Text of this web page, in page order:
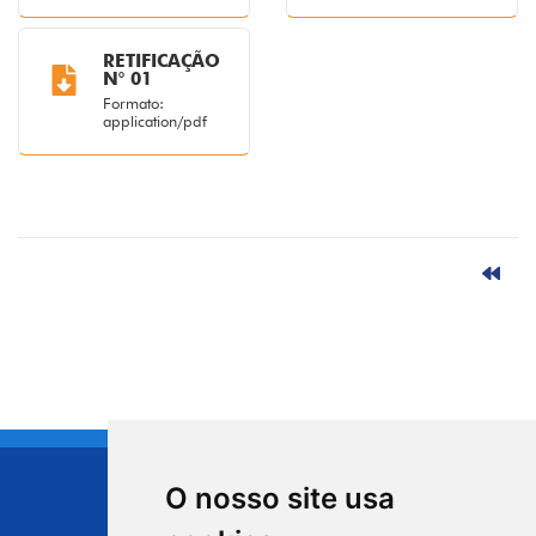
O nosso site usa
RETIFICAÇÃO
N° 01
Formato:
application/pdf
CIDADE DE